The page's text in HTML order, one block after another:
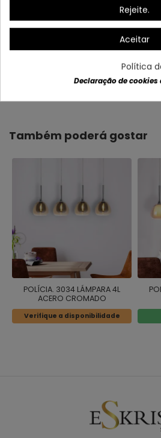
Dados do
Também poderá gostar
POLÍCIA. 3034 LÁMPARA 4L
ACERO CROMADO
Verifique a disponibilidade
Rejeite.
Aceitar
Política
Declaração de